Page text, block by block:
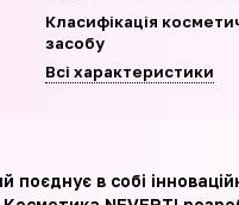
Класифікація
засобу
Всі характеристики
в собі